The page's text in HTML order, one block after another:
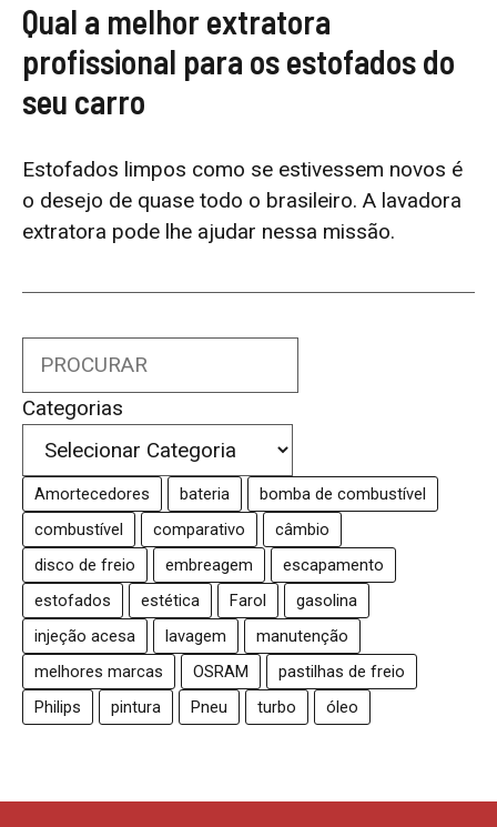
Qual a melhor extratora
profissional para os estofados do
seu carro
Estofados limpos como se estivessem novos é
o desejo de quase todo o brasileiro. A lavadora
extratora pode lhe ajudar nessa missão.
Search
Categorias
Amortecedores bateria
bomba de combustível
combustível
comparativo
câmbio
disco de freio
embreagem
escapamento
estofados
estética Farol
gasolina
injeção acesa
lavagem
manutenção
melhores marcas
OSRAM
pastilhas de freio
Philips
pintura Pneu turbo óleo